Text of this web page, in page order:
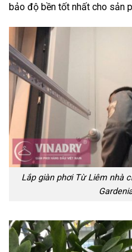
bảo độ bền tốt nhất cho sản
Lắp giàn phơi Từ Liêm nhà